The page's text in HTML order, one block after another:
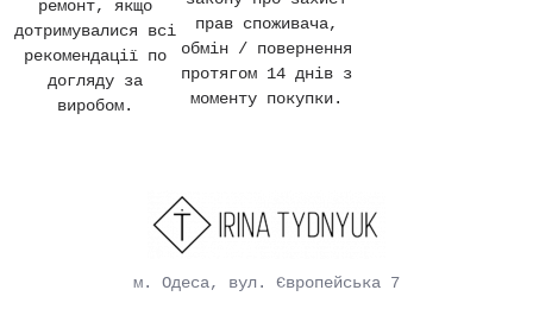
ремонт, якщо
дотримувалися всі
рекомендації по
догляду за
виробом.
прав споживача,
обмін / повернення
протягом 14 днів з
моменту покупки.
м. Одеса, вул. Європейська 7